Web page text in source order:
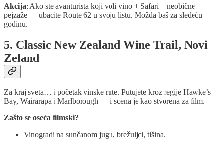
Akcija: Ako ste avanturista koji voli vino + Safari + neobične
pejzaže — ubacite Route 62 u svoju listu. Možda baš za sledeću
godinu.
5. Classic New Zealand Wine Trail, Novi
Zeland
Za kraj sveta… i početak vinske rute. Putujete kroz regije Hawke’s
Bay, Wairarapa i Marlborough — i scena je kao stvorena za film.
Zašto se oseća filmski?
Vinogradi na sunčanom jugu, brežuljci, tišina.